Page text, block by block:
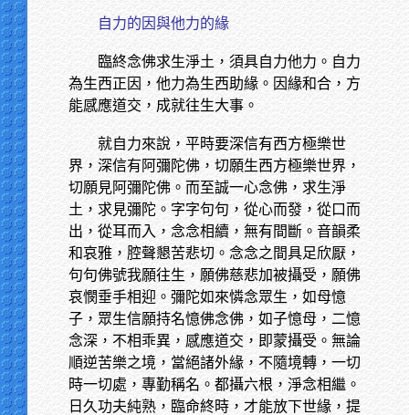
自力的因與他力的緣
臨終念佛求生淨土，須具自力他力。自力
為生西正因，他力為生西助緣。因緣和合，方
能感應道交，成就往生大事。
就自力來說，平時要深信有西方極樂世
界，深信有阿彌陀佛，切願生西方極樂世界，
切願見阿彌陀佛。而至誠一心念佛，求生淨
土，求見彌陀。字字句句，從心而發，從口而
出，從耳而入，念念相續，無有間斷。音韻柔
和哀雅，腔聲懇苦悲切。念念之間具足欣厭，
句句佛號我願往生，願佛慈悲加被攝受，願佛
哀憫垂手相迎。彌陀如來憐念眾生，如母憶
子，眾生信願持名憶佛念佛，如子憶母，二憶
念深，不相乖異，感應道交，即蒙攝受。無論
順逆苦樂之境，當絕諸外緣，不隨境轉，一切
時一切處，專勤稱名。都攝六根，淨念相繼。
日久功夫純熟，臨命終時，才能放下世緣，提